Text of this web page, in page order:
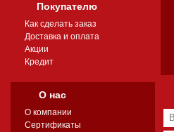
Покупателю
Как сделать заказ
Доставка и оплата
Акции
Кредит
О нас
О компании
Сертификаты